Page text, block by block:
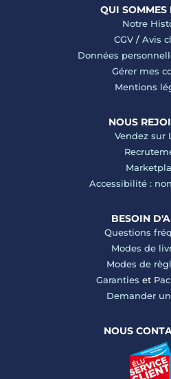
QUI SOMMES
Notre
CGV/ Avis
Données
Gérer mes
Mentions
NOUS
Vendez sur
Accessibilité :
BESOIN
Questions
Modes de
Modes de
Garanties et
Demander
NOUS